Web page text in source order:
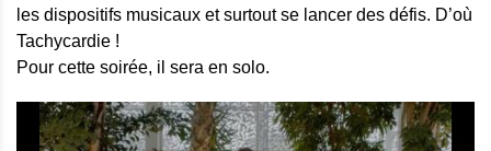
les dispositifs musicaux et surtout se lancer des défis. D’où
Tachycardie !
Pour cette soirée, il sera en solo.